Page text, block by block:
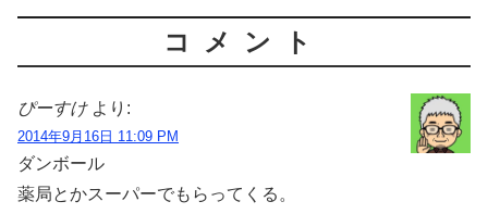
コメント
ぴーすけ より:
2014年9月16日 11:09 PM
ダンボール
薬局とかスーパーでもらってくる。